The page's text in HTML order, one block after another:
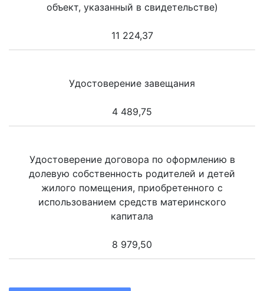
объект, указанный в свидетельстве)
11 224,37
Удостоверение завещания
4 489,75
Удостоверение договора по оформлению в
долевую собственность родителей и детей
жилого помещения, приобретенного с
использованием средств материнского
капитала
8 979,50